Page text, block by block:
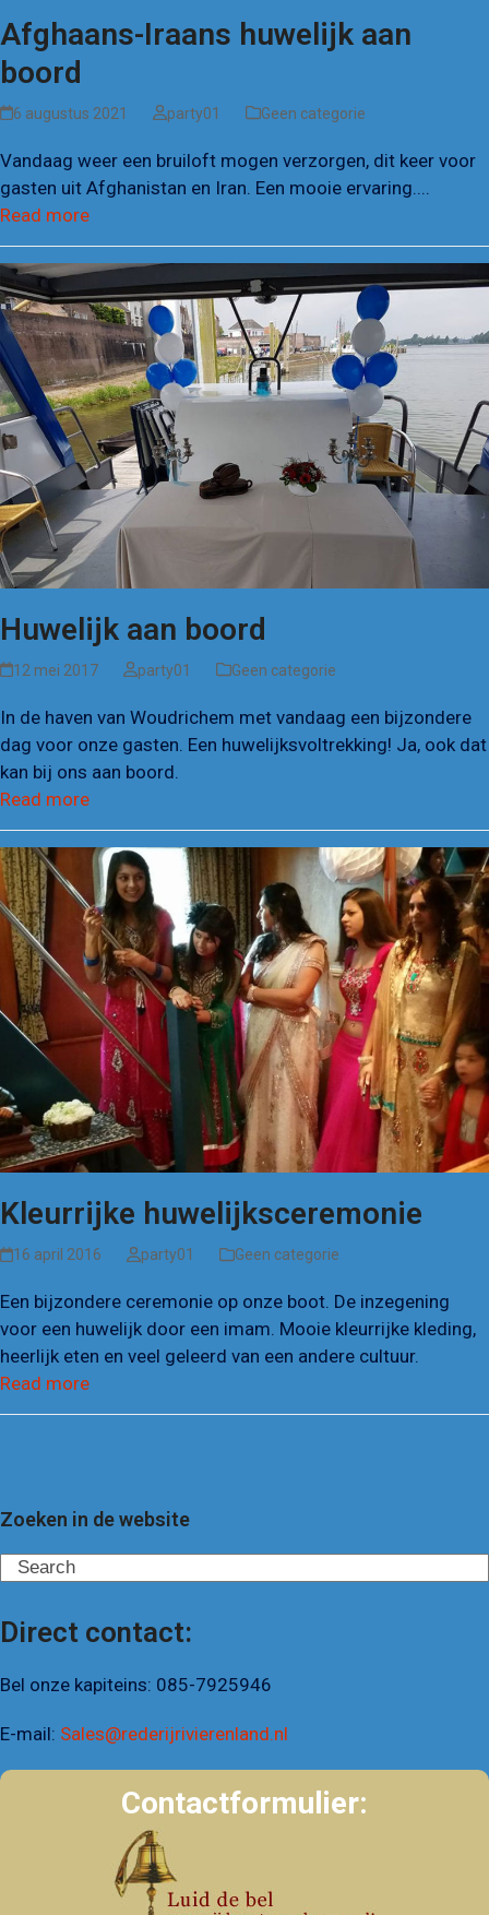
Afghaans-Iraans huwelijk aan
boord
6 augustus 2021 party01 Geen categorie
Vandaag weer een bruiloft mogen verzorgen, dit keer voor
gasten uit Afghanistan en Iran. Een mooie ervaring....
Read more
Huwelijk aan boord
12 mei 2017 party01 Geen categorie
In de haven van Woudrichem met vandaag een bijzondere
dag voor onze gasten. Een huwelijksvoltrekking! Ja, ook dat
kan bij ons aan boord.
Read more
Kleurrijke huwelijksceremonie
16 april 2016 party01 Geen categorie
Een bijzondere ceremonie op onze boot. De inzegening
voor een huwelijk door een imam. Mooie kleurrijke kleding,
heerlijk eten en veel geleerd van een andere cultuur.
Read more
Zoeken in de website
Search
Direct contact:
Bel onze kapiteins: 085-7925946
E-mail: Sales@rederijrivierenland.nl
Contactformulier: